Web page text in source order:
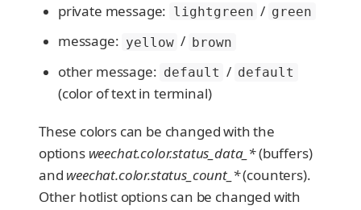
private message: lightgreen / green
message: yellow / brown
other message: default / default
(color of text in terminal)
These colors can be changed with the
options weechat.color.status_data_*(buffers)
and weechat.color.status_count_*(counters).
Other hotlist options can be changed with